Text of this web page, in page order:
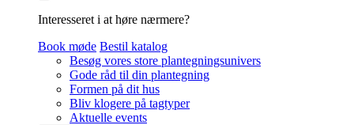
Interesseret i at høre nærmere?
Book møde Bestil katalog
Besøg vores store plantegningsunivers
Gode råd til din plantegning
Formen på dit hus
Bliv klogere på tagtyper
Aktuelle events